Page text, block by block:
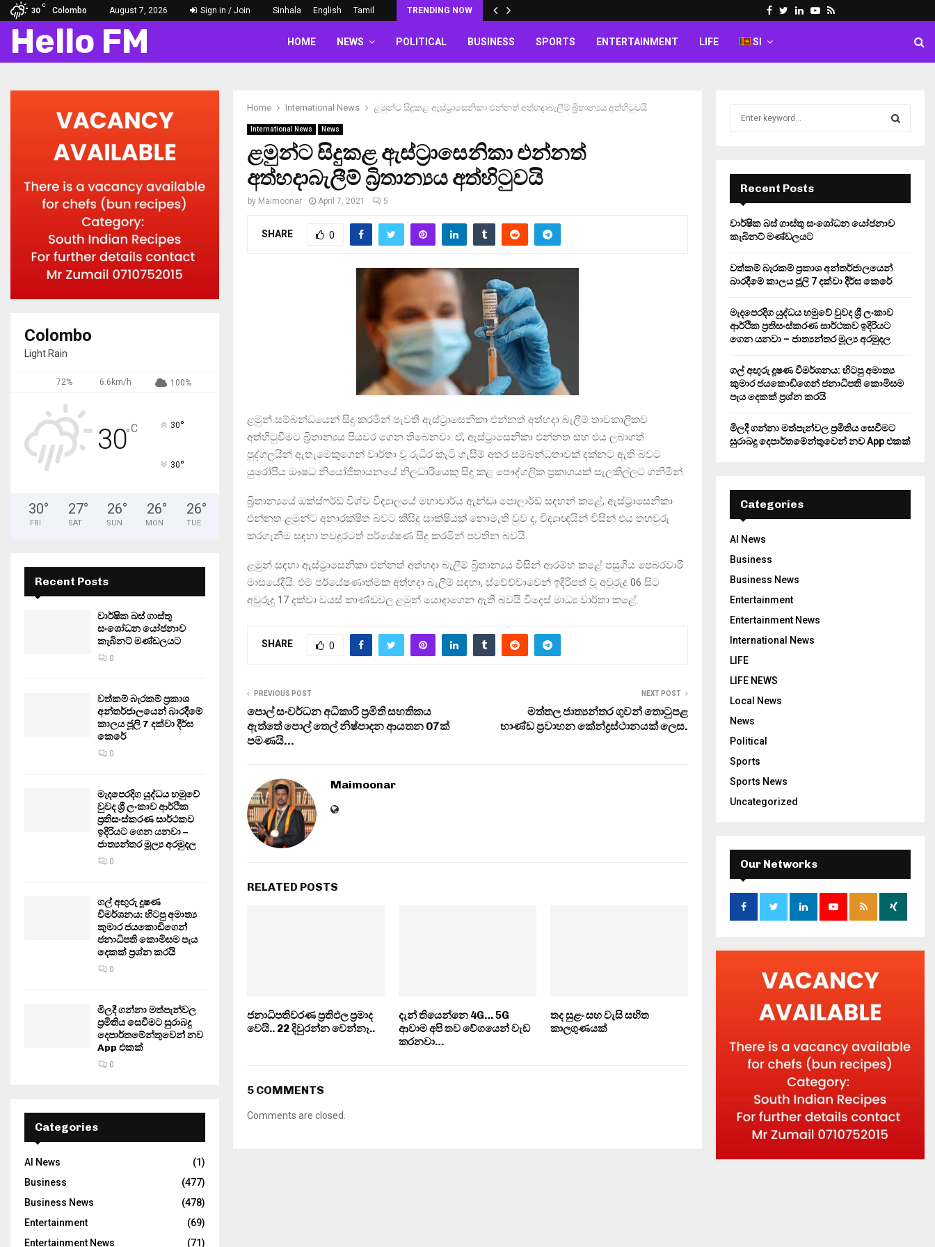
30
C
Colombo August 7, 2026 Sign in / Join Sinhala English Tamil TRENDING NOW Facebook
Twitter
LinkedinYoutube
Rss
Hello FM HOME NEWS POLITICAL BUSINESS SPORTS ENTERTAINMENT LIFE SI
Home International News ළමුන්ට සිදුකළ ඇස්ට්‍රාසෙනිකා එන්නත් අත්හදාබැලීම් බ්‍රිතාන්‍යය අත්හිටුවයි
International News News
ළමුන්ට සිදුකළ ඇස්ට්‍රාසෙනිකා එන්නත්
අත්හදාබැලීම් බ්‍රිතාන්‍යය අත්හිටුවයි
by Maimoonar April 7, 2021 5
SHARE 0
ළමුන් සම්බන්ධයෙන් සිදු කරමින් පැවති ඇස්ට්‍රාසෙනිකා එන්නත් අත්හදා බැලීම් තාවකාලිකව
අත්හිටුවීමට බ්‍රිතාන්‍යය පියවර ගෙන තිබෙනවා. ඒ, ඇස්ට්‍රාසෙනිකා එන්නත සහ එය ලබාගත්
පුද්ගලයින් ඇතැමෙකුගෙන් වාර්තා වූ රුධිර කැටි ගැසීම් අතර සම්බන්ධතාවක් දක්නට ඇති බවට
යුරෝපීය ඖෂධ නියෝජිතායනයේ නිලධාරියෙකු සිදු කළ පෞද්ගලික ප්‍රකාශයක් සැලකිල්ලට ගනිමින්.
බ්‍රිතාන්‍යයේ ඔක්ස්ෆර්ඩ් විශ්ව විද්‍යාලයේ මහාචාර්ය ඇන්ඩෘ පොලාර්ඩ් සඳහන් කළේ, ඇස්ට්‍රාසෙනිකා
එන්නත ළමුන්ට අනාරක්ෂිත බවට කිසිදු සාක්ෂියක් නොමැති වුව ද, විද්‍යාඥයින් විසින් එය තහවුරු
කරගැනීම සඳහා තවදුරටත් පර්යේෂණ සිදු කරමින් පවතින බවයි.
ළමුන් සඳහා ඇස්ට්‍රාසෙනිකා එන්නත් අත්හදා බැලීම් බ්‍රිතාන්‍යය විසින් ආරම්භ කළේ පසුගිය පෙබරවාරි
මාසයේදීයි. එම පර්යේෂණාත්මක අත්හදා බැලීම් සඳහා, ස්වේච්චාවෙන් ඉදිරිපත් වූ අවුරුදු 06 සිට
අවුරුදු 17 දක්වා වයස් කාණ්ඩවල ළමුන් යොදාගෙන ඇති බවයි විදෙස් මාධ්‍ය වාර්තා කළේ.
SHARE 0
PREVIOUS POST
පොල් සංවර්ධන අධිකාරි ප‍්‍රමිති සහතිකය
ඇත්තේ පොල් තෙල් නිෂ්පාදන ආයතන 07ක්
පමණයි…
NEXT POST
මත්තල ජාත්‍යන්තර ගුවන් තොටුපළ
භාණ්ඩ ප්‍රවාහන කේන්ද්‍රස්ථානයක් ලෙස.
Maimoonar
RELATED POSTS
ජනාධිපතිවරණ ප‍්‍රතිඵල ප‍්‍රමාද
වෙයි.. 22 දිවුරන්න වෙන්නෑ..
දැන් තියෙන්නෙ 4G… 5G
ආවාම අපි තව වේගයෙන් වැඩ
කරනවා…
තද සුළං සහ වැසි සහිත
කාලගුණයක්
5 COMMENTS
Comments are closed.
Colombo
Light Rain
72% 6.6km/h 100%
30°C 30°
30°
30°
FRI
27°
SAT
26°
SUN
26°
MON
26°
TUE
Recent Posts
වාර්ෂික බස් ගාස්තු
සංශෝධන යෝජනාව
කැබිනට් මණ්ඩලයට
0
වත්කම් බැරකම් ප්‍රකාශ
අන්තර්ජාලයෙන් බාරදීමේ
කාලය ජූලි 7 දක්වා දීර්ඝ
කෙරේ
0
මැදපෙරදිග යුද්ධය හමුවේ
වුවද ශ්‍රී ලංකාව ආර්ථික
ප්‍රතිසංස්කරණ සාර්ථකව
ඉදිරියට ගෙන යනවා –
ජාත්‍යන්තර මූල්‍ය අරමුදල
0
ගල් අඟුරු දූෂණ
විමර්ශනය: හිටපු අමාත්‍ය
කුමාර ජයකොඩිගෙන්
ජනාධිපති කොමිසම පැය
දෙකක් ප්‍රශ්න කරයි
0
මිලදී ගන්නා මත්පැන්වල
ප්‍රමිතිය සෙවීමට සුරාබදු
දෙපාර්තමේන්තුවෙන් නව
App එකක්
0
Categories
AI News
(1)
Business
(477)
Business News
(478)
Entertainment
(69)
Entertainment News
(71)
r
:
E
A
R
H
Recent Posts
වාර්ෂික බස් ගාස්තු සංශෝධන යෝජනාව
කැබිනට් මණ්ඩලයට
වත්කම් බැරකම් ප්‍රකාශ අන්තර්ජාලයෙන්
බාරදීමේ කාලය ජූලි 7 දක්වා දීර්ඝ කෙරේ
මැදපෙරදිග යුද්ධය හමුවේ වුවද ශ්‍රී ලංකාව
ආර්ථික ප්‍රතිසංස්කරණ සාර්ථකව ඉදිරියට
ගෙන යනවා – ජාත්‍යන්තර මූල්‍ය අරමුදල
ගල් අඟුරු දූෂණ විමර්ශනය: හිටපු අමාත්‍ය
කුමාර ජයකොඩිගෙන් ජනාධිපති කොමිසම
පැය දෙකක් ප්‍රශ්න කරයි
මිලදී ගන්නා මත්පැන්වල ප්‍රමිතිය සෙවීමට
සුරාබදු දෙපාර්තමේන්තුවෙන් නව App එකක්
Categories
AI News
Business
Business News
Entertainment
Entertainment News
International News
LIFE
LIFE NEWS
Local News
News
Political
Sports
Sports News
Uncategorized
Our Networks